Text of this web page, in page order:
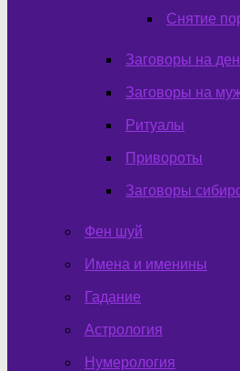
Снятие
Заговоры на
Заговоры на
Ритуалы
Привороты
Заговоры
Фен шуй
Имена и именины
Гадание
Астрология
Нумерология